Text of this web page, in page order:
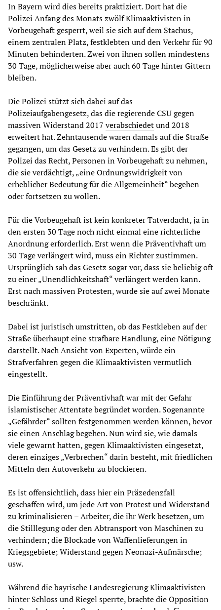
In Bayern wird dies bereits praktiziert. Dort hat die
Polizei Anfang des Monats zwölf Klimaaktivisten in
Vorbeugehaft gesperrt, weil sie sich auf dem Stachus,
einem zentralen Platz, festklebten und den Verkehr für 90
Minuten behinderten. Zwei von ihnen sollen mindestens
30 Tage, möglicherweise aber auch 60 Tage hinter Gittern
bleiben.
Die Polizei stützt sich dabei auf das
Polizeiaufgabengesetz, das die regierende CSU gegen
massiven Widerstand 2017 verabschiedetund 2018
erweiterthat. Zehntausende waren damals auf die Straße
gegangen, um das Gesetz zu verhindern. Es gibt der
Polizei das Recht, Personen in Vorbeugehaft zu nehmen,
die sie verdächtigt, „eine Ordnungswidrigkeit von
erheblicher Bedeutung für die Allgemeinheit“ begehen
oder fortsetzen zu wollen.
Für die Vorbeugehaft ist kein konkreter Tatverdacht, ja in
den ersten 30 Tage noch nicht einmal eine richterliche
Anordnung erforderlich. Erst wenn die Präventivhaft um
30 Tage verlängert wird, muss ein Richter zustimmen.
Ursprünglich sah das Gesetz sogar vor, dass sie beliebig oft
zu einer „Unendlichkeitshaft“ verlängert werden kann.
Erst nach massiven Protesten, wurde sie auf zwei Monate
beschränkt.
Dabei ist juristisch umstritten, ob das Festkleben auf der
Straße überhaupt eine strafbare Handlung, eine Nötigung
darstellt. Nach Ansicht von Experten, würde ein
Strafverfahren gegen die Klimaaktivisten vermutlich
eingestellt.
Die Einführung der Präventivhaft war mit der Gefahr
islamistischer Attentate begründet worden. Sogenannte
„Gefährder“ sollten festgenommen werden können, bevor
sie einen Anschlag begehen. Nun wird sie, wie damals
viele gewarnt hatten, gegen Klimaaktivisten eingesetzt,
deren einziges „Verbrechen“ darin besteht, mit friedlichen
Mitteln den Autoverkehr zu blockieren.
Es ist offensichtlich, dass hier ein Präzedenzfall
geschaffen wird, um jede Art von Protest und Widerstand
zu kriminalisieren – Arbeiter, die ihr Werk besetzen, um
die Stilllegung oder den Abtransport von Maschinen zu
verhindern; die Blockade von Waffenlieferungen in
Kriegsgebiete; Widerstand gegen Neonazi-Aufmärsche;
usw.
Während die bayrische Landesregierung Klimaaktivisten
hinter Schloss und Riegel sperrte, brachte die Opposition